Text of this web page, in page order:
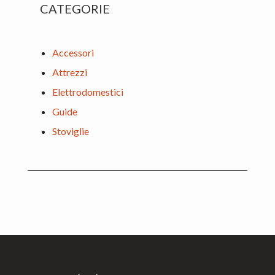
CATEGORIE
Accessori
Attrezzi
Elettrodomestici
Guide
Stoviglie